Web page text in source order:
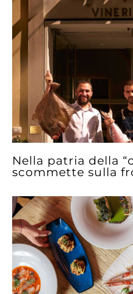
Nella patria della
scommette sulla